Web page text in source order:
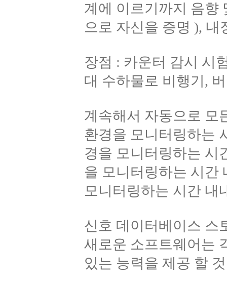
계에 이르기까지 음향
으로 자신을 증명 ), 내
장점 : 카운터 감시 시
대 수하물로 비행기,
계속해서 자동으로 모
환경을 모니터링하는
경을 모니터링하는 시
을 모니터링하는 시간
모니터링하는 시간 내
신호 데이터베이스 스
새로운 소프트웨어는
있는 능력을 제공 할